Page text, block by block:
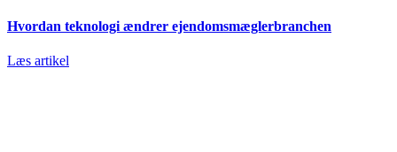
Hvordan teknologi ændrer ejendomsmæglerbranchen
Læs artikel